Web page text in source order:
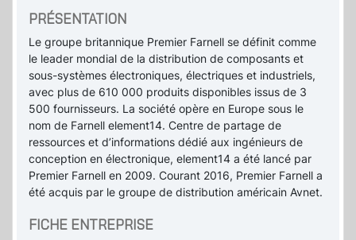
PRÉSENTATION
Le groupe britannique Premier Farnell se définit comme
le leader mondial de la distribution de composants et
sous-systèmes électroniques, électriques et industriels,
avec plus de 610 000 produits disponibles issus de 3
500 fournisseurs. La société opère en Europe sous le
nom de Farnell element14. Centre de partage de
ressources et d’informations dédié aux ingénieurs de
conception en électronique, element14 a été lancé par
Premier Farnell en 2009. Courant 2016, Premier Farnell a
été acquis par le groupe de distribution américain Avnet.
FICHE ENTREPRISE